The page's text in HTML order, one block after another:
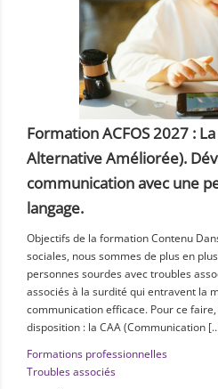
Formation ACFOS 2027 :
Alternative Améliorée).
communication avec une
langage.
Objectifs de la formation Contenu
sociales, nous sommes de plus en
personnes sourdes avec troubles
associés à la surdité qui entravent la
communication efficace. Pour ce
disposition : la CAA (Communication
Formations professionnelles
Troubles associés